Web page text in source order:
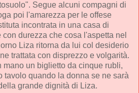
Segue alcuni compagni di
poi l'amarezza per le offese
incontrata in una casa di
durezza che cosa l'aspetta nel
Liza ritorna da lui col desiderio
trattata con disprezzo e volgarità.
mano un biglietto da cinque rubli,
tavolo quando la donna se ne sarà
grande dignità di Liza.